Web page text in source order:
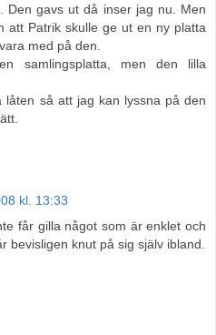
Den gavs ut då inser jag nu. Men
att Patrik skulle ge ut en ny platta
med på den.
samlingsplatta, men den lilla
låten så att jag kan lyssna på den
kl. 13:33
får gilla något som är enklet och
bevisligen knut på sig själv ibland.